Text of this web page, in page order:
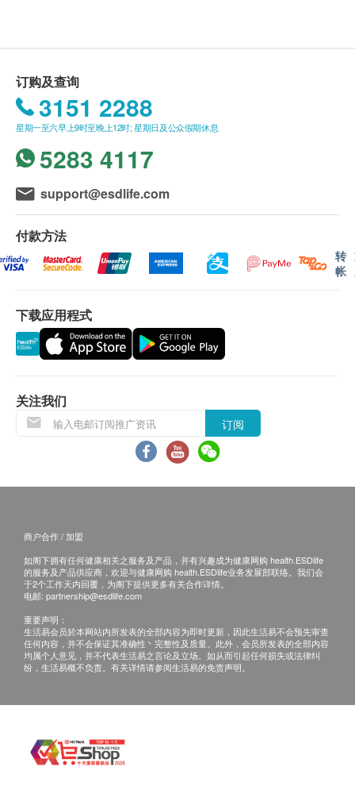
更多白藜芦醇及PQQ，更能支持支持50岁以上人士，
其潜在益处包括：
速效（7-10天）缓解疼痛、僵硬和其他关节不适；
强化肌肉，有助于运动后的恢复；
减少炎症，促进整体健康
Sport Joints™ 含有五种对关节健康最有力的成分。每
份（3粒）为您提供......
的关节提供了舒适度及灵活性。超过10个已发表的
研究报告支持NEM，它是在美国NSF认证的GMP
设施中生产。蛋壳膜含有硫酸软骨素、透明质酸、
康关节的营养需求；
Turmacin®（水溶姜黄素）：这是第一个经临床测
试的从姜黄中提取的水溶性成分。它得到了5项临
床研究的支持，研究表明它能明显改善膝关节炎症
患者的膝关节疼痛和功能；
和肌肉功能，并提供保护，防止氧化应激、损伤和
关节炎的临床前模型中，白藜芦醇已显示出关节保
护作用；
PQQ：PQQ可保护细胞免受氧化损伤，并有助于
产生能量和健康老化。 PQQ可以通过加强能量代
谢，帮助预防认知能力下降、中风、和高血糖引起
的脑损伤；
Healthy Joints™加入BioPerine，则可大大增加每
个成份的吸收率，让身体真正吸收健康益处！
订购及查询
3151 2288
星期一至六早上9时至晚上12时; 星期日及公众假期休息
5283 4117
support@esdlife.com
付款方法
转
帐
下载应用程式
关注我们
订阅
商户合作 / 加盟
如阁下拥有任何健康相关之服务及产品，并有兴趣成为健康网购 health.ESDlife
的服务及产品供应商，欢迎与健康网购 health.ESDlife业务发展部联络。我们会
于2个工作天内回覆，为阁下提供更多有关合作详情。
电邮: partnership@esdlife.com
重要声明：
生活易会员於本网站内所发表的全部内容为即时更新，因此生活易不会预先审查
任何内容，并不会保证其准确性丶完整性及质量。此外，会员所发表的全部内容
均属个人意见，并不代表生活易之言论及立场。如从而引起任何损失或法律纠
纷，生活易概不负责。有关详情请参阅生活易的免责声明。